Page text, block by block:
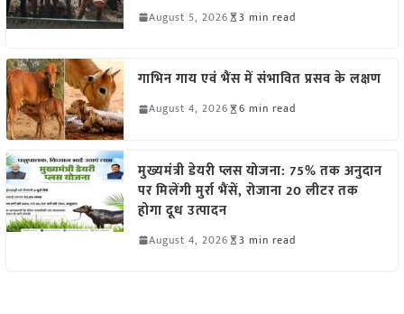
August 5, 2026 3 min read
गाभिन गाय एवं भैंस में संभावित प्रसव के लक्षण
August 4, 2026 6 min read
मुख्यमंत्री डेयरी प्लस योजना: 75% तक अनुदान
पर मिलेंगी मुर्रा भैंसें, रोजाना 20 लीटर तक
होगा दूध उत्पादन
August 4, 2026 3 min read